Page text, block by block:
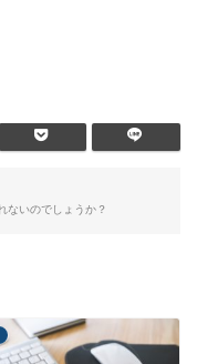
ないのでしょうか？